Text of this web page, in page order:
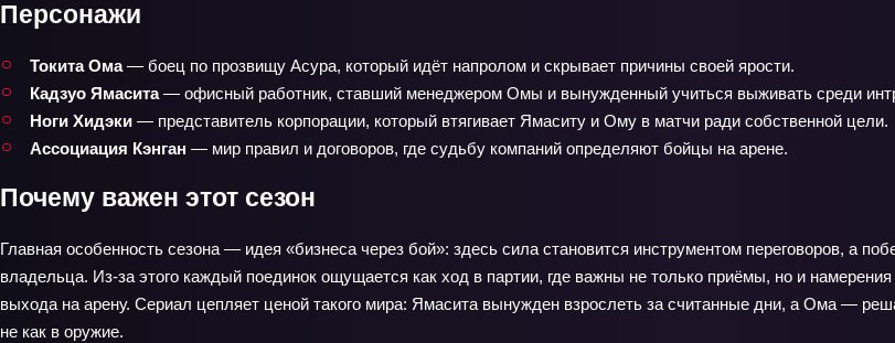
Персонажи
Токита Ома— боец по прозвищу Асура, который идёт напролом и скрывает причины своей ярости.
Кадзуо Ямасита— офисный работник, ставший менеджером Омы и вынужденный учиться выживать среди
Ноги Хидэки — представитель корпорации, который втягивает Ямаситу и Ому в матчи ради собственной цели.
Ассоциация Кэнган — мир правил и договоров, где судьбу компаний определяют бойцы на арене.
Почему важен этот сезон
Главная особенность сезона — идея «бизнеса через бой»: здесь сила становится инструментом переговоров, а
владельца. Из-за этого каждый поединок ощущается как ход в партии, где важны не только приёмы, но и
выхода на арену. Сериал цепляет ценой такого мира: Ямасита вынужден взрослеть за считанные дни, а Ома —
не как в оружие.